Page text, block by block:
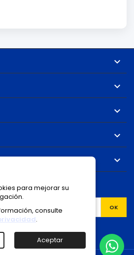





para mejorar su
consulte
.
Aceptar
BOLETÍN
YouTubeInstagram
TikTok